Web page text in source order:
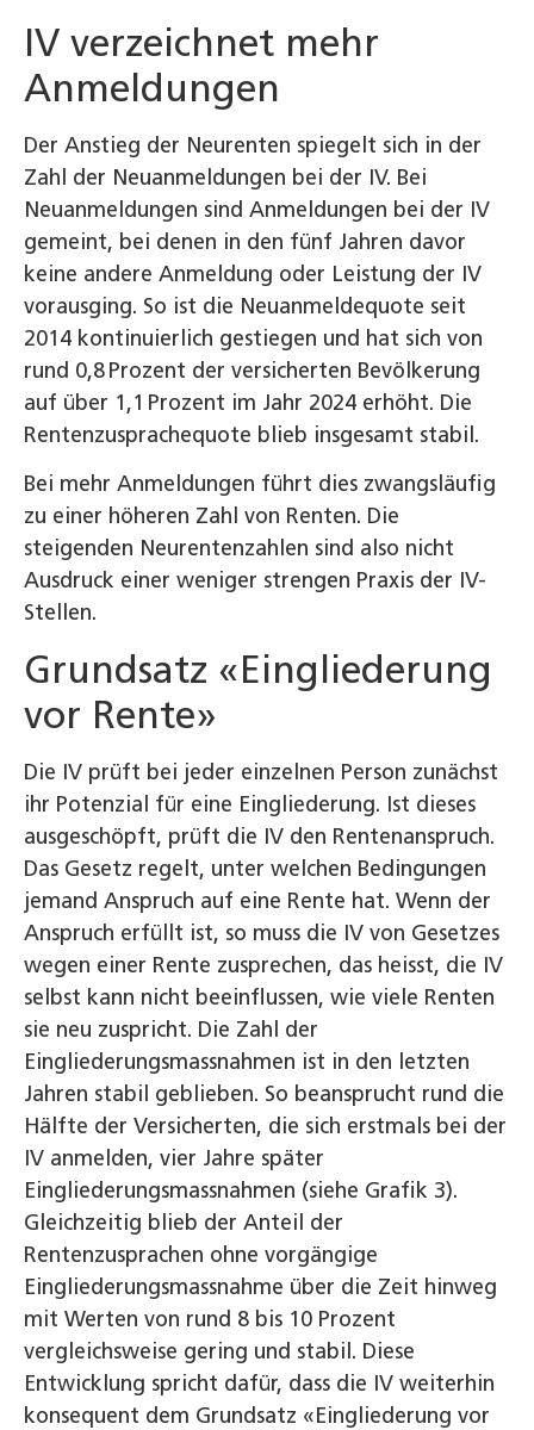
IV verzeichnet mehr
Anmeldungen
Der Anstieg der Neurenten spiegelt sich in der
Zahl der Neuanmeldungen bei der IV. Bei
Neuanmeldungen sind Anmeldungen bei der IV
gemeint, bei denen in den fünf Jahren davor
keine andere Anmeldung oder Leistung der IV
vorausging. So ist die Neuanmeldequote seit
2014 kontinuierlich gestiegen und hat sich von
rund 0,8 Prozent der versicherten Bevölkerung
auf über 1,1 Prozent im Jahr 2024 erhöht. Die
Rentenzusprachequote blieb insgesamt stabil.
Bei mehr Anmeldungen führt dies zwangsläufig
zu einer höheren Zahl von Renten. Die
steigenden Neurentenzahlen sind also nicht
Ausdruck einer weniger strengen Praxis der IV-
Stellen.
Grundsatz «Eingliederung
vor Rente»
Die IV prüft bei jeder einzelnen Person zunächst
ihr Potenzial für eine Eingliederung. Ist dieses
ausgeschöpft, prüft die IV den Rentenanspruch.
Das Gesetz regelt, unter welchen Bedingungen
jemand Anspruch auf eine Rente hat. Wenn der
Anspruch erfüllt ist, so muss die IV von Gesetzes
wegen einer Rente zusprechen, das heisst, die IV
selbst kann nicht beeinflussen, wie viele Renten
sie neu zuspricht. Die Zahl der
Eingliederungsmassnahmen ist in den letzten
Jahren stabil geblieben. So beansprucht rund die
Hälfte der Versicherten, die sich erstmals bei der
IV anmelden, vier Jahre später
Eingliederungsmassnahmen (siehe Grafik 3).
Gleichzeitig blieb der Anteil der
Rentenzusprachen ohne vorgängige
Eingliederungsmassnahme über die Zeit hinweg
mit Werten von rund 8 bis 10 Prozent
vergleichsweise gering und stabil. Diese
Entwicklung spricht dafür, dass die IV weiterhin
konsequent dem Grundsatz «Eingliederung vor